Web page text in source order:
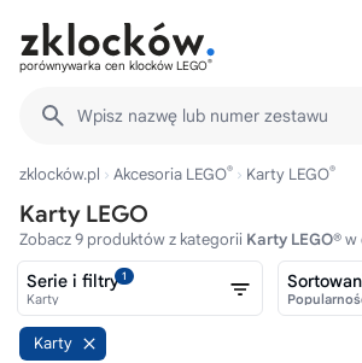
porównywarka cen klocków LEGO®
Wpisz nazwę lub numer zestawu
zklocków.pl Akcesoria LEGO® Karty LEGO®
Karty LEGO
Zobacz 9 produktów z kategorii Karty LEGO®w
Karty
Serie i filtry1
Karty